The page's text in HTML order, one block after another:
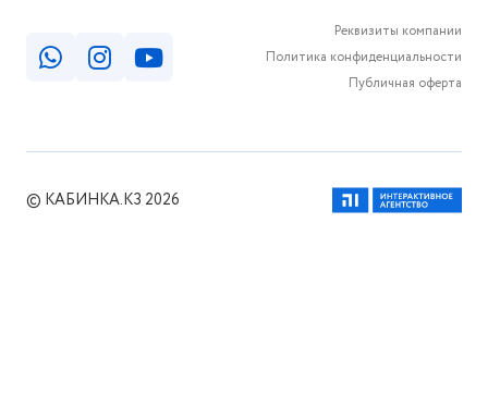
Реквизиты компании
Политика конфиденциальности
Публичная оферта
© КАБИНКА.КЗ 2026